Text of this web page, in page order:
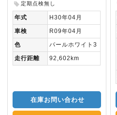
定期点検無し
年式
H30年04月
車検
R09年04月
色
パールホワイト3
走行距離
92,602km
在庫お問い合わせ